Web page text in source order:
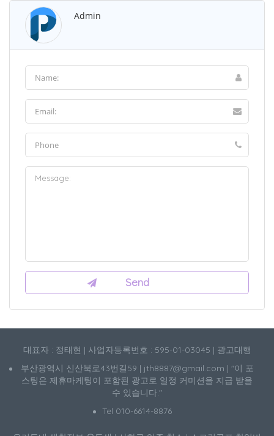
Admin
대표자 : 정태현 | 사업자등록번호 : 595-01-03045 | 광고대행
부산광역시 신산북로43번길59 | jth8887@gmail.com | "이 포
스팅은 제휴마케팅이 포함된 광고로 일정 커미션을 지급 받을
수 있습니다."
Tel 010-6614-8876